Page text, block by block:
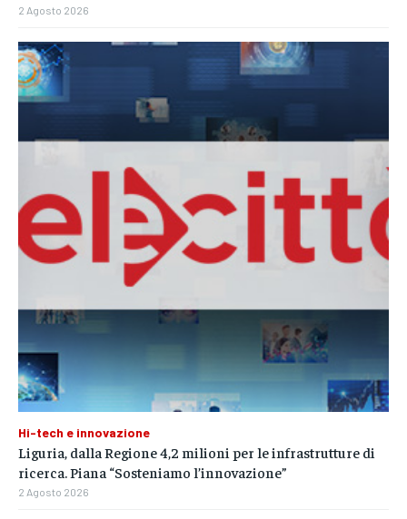
2 Agosto 2026
Hi-tech e innovazione
Liguria, dalla Regione 4,2 milioni per le infrastrutture di
ricerca. Piana “Sosteniamo l’innovazione”
2 Agosto 2026